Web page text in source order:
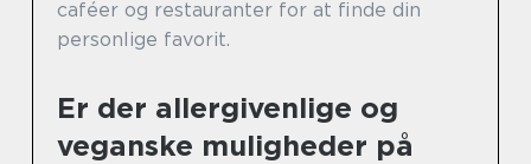
caféer og restauranter for at finde din
personlige favorit.
Er der allergivenlige og
veganske muligheder på